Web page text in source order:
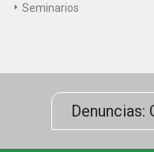
Seminarios
Denuncias: